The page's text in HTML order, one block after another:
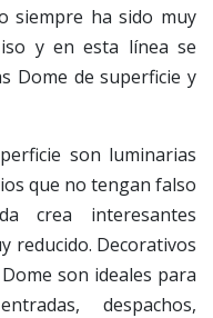
siempre ha sido muy
y en esta línea se
Dome de superficie y
son luminarias
que no tengan falso
crea interesantes
reducido. Decorativos
son ideales para
despachos,